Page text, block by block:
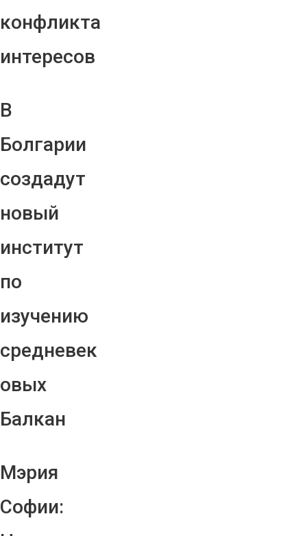
конфликта
интересов
В
Болгарии
создадут
новый
институт
по
изучению
средневек
овых
Балкан
Мэрия
Софии: